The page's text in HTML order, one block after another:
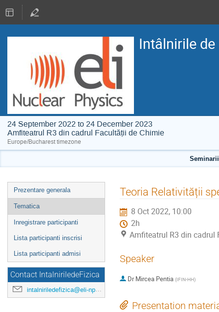
Intâlnirile
24 September 2022 to 24 December 2023
Amfiteatrul R3 din cadrul Facultății de Chimie
Europe/Bucharest timezone
Event
menu
Prezentare generala
Tematica
Inregistrare participanti
Lista participanti inscrisi
Lista participanti admisi
Contact IntalniriledeFizica
intalniriledefizica@eli-np.ro
Teoria Relativității
8 Oct 2022, 10:00
2h
Amfiteatrul R3 din cadrul
Speaker
Dr Mircea Pentia (IFIN-HH)
Presentation